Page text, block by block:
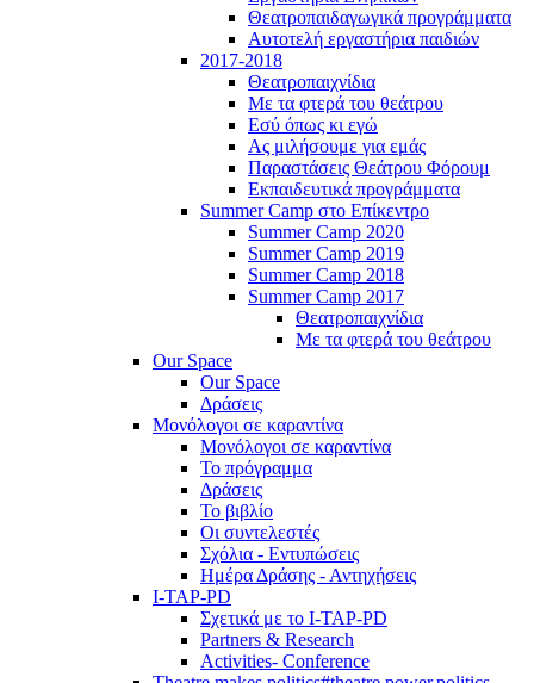
Θεατροπαιδαγωγικά προγράμματα
Αυτοτελή εργαστήρια παιδιών
2017-2018
Θεατροπαιχνίδια
Με τα φτερά του θεάτρου
Εσύ όπως κι εγώ
Ας μιλήσουμε για εμάς
Παραστάσεις Θεάτρου Φόρουμ
Εκπαιδευτικά προγράμματα
Summer Camp στο Επίκεντρο
Summer Camp 2020
Summer Camp 2019
Summer Camp 2018
Summer Camp 2017
Θεατροπαιχνίδια
Με τα φτερά του θεάτρου
Our Space
Our Space
Δράσεις
Μονόλογοι σε καραντίνα
Μονόλογοι σε καραντίνα
Το πρόγραμμα
Δράσεις
Το βιβλίο
Οι συντελεστές
Σχόλια - Εντυπώσεις
Ημέρα Δράσης - Αντηχήσεις
I-TAP-PD
Σχετικά με το I-TAP-PD
Partners & Research
Activities- Conference